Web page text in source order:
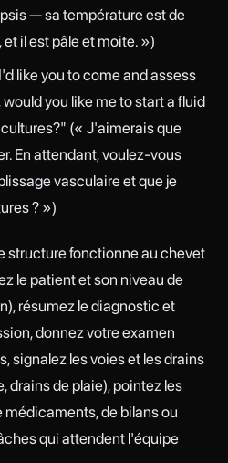
— sa température est de
il est pâle et moite. »)
like you to come and assess
you like me to start a fluid
(« J'aimerais que
En attendant, voulez-vous
vasculaire et que je
? »)
structure fonctionne au chevet
le patient et son niveau de
résumez le diagnostic et
donnez votre examen
signalez les voies et les drains
drains de plaie), pointez les
de bilans ou
qui attendent l'équipe